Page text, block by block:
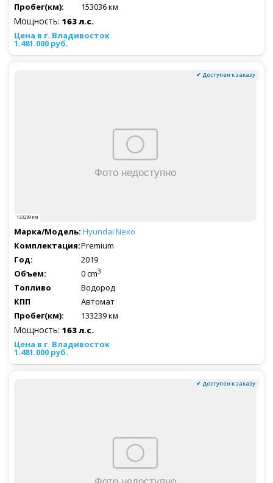
153036 км
Мощность: 163 л.с.
1.481.000 руб.
✔ Доступен к заказу
133239 км
Hyundai Nexo
Premium
2019
0 cm3
Водород
Автомат
133239 км
Мощность: 163 л.с.
1.481.000 руб.
✔ Доступен к заказу